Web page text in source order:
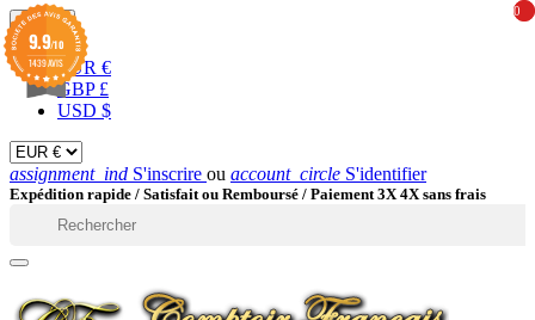
EUR 
EUR €
GBP £
USD $
assignment_ind S'inscrire ou account_circle S'identifier
Expédition rapide / Satisfait ou Remboursé / Paiement 3X 4X sans frais
0
0
9.9/10
1439 AVIS